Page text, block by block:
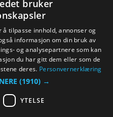
Drammen 2026.
bruker
tilpasse innhold, annonser og
informasjon om din bruk av
og analysepartnere som kan
du har gitt dem eller som de
deres. Personvernerklæring
(1910) →
YTELSE